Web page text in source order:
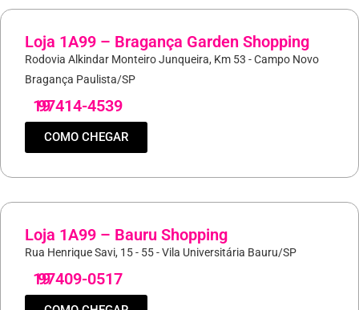
Loja 1A99 – Bragança Garden Shopping
Rodovia Alkindar Monteiro Junqueira, Km 53 - Campo Novo
Bragança Paulista/SP
19
97414-4539
COMO CHEGAR
Loja 1A99 – Bauru Shopping
Rua Henrique Savi, 15 - 55 - Vila Universitária Bauru/SP
19
97409-0517